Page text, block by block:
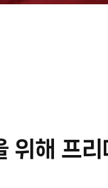
위해 프